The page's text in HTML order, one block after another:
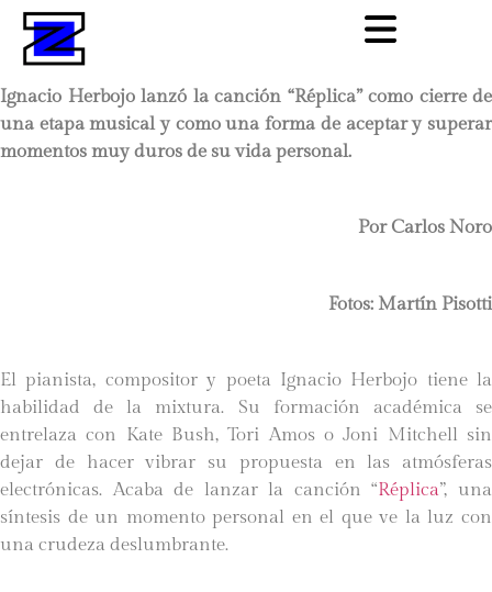
Ignacio Herbojo lanzó la canción “Réplica” como cierre de
una etapa musical y como una forma de aceptar y superar
momentos muy duros de su vida personal.
Por Carlos Noro
Fotos: Martín Pisotti
El pianista, compositor y poeta Ignacio Herbojo tiene la
habilidad de la mixtura. Su formación académica se
entrelaza con Kate Bush, Tori Amos o Joni Mitchell sin
dejar de hacer vibrar su propuesta en las atmósferas
electrónicas. Acaba de lanzar la canción “Réplica”, una
síntesis de un momento personal en el que ve la luz con
una crudeza deslumbrante.